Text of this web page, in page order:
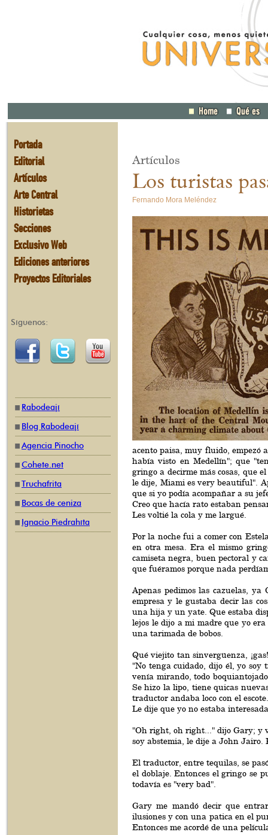
Portada
Editorial
Artículos
Arte Central
Historietas
Secciones
Exclusivo Web
Ediciones anteriores
Proyectos Editoriales
Síguenos:
Rabodeají
Blog Rabodeají
Agencia Pinocho
Cohete.net
Truchafrita
Bocas de ceniza
Ignacio Piedrahíta
Artículos
Los turistas
Fernando Mora Meléndez
acento paisa, muy fluido, empezó
había visto en Medellín"; que
gringo a decirme más cosas, que
le dije, Miami es very beautiful".
que si yo podía acompañar a su
Creo que hacía rato estaban
Les voltié la cola y me largué.
Por la noche fui a comer con
en otra mesa. Era el mismo
camiseta negra, buen pectoral y
que fuéramos porque nada
Apenas pedimos las cazuelas,
empresa y le gustaba decir las
una hija y un yate. Que estaba
lejos le dijo a mi madre que yo
una tarimada de bobos.
Qué viejito tan sinvergüenza,
"No tenga cuidado, dijo él, yo
venía mirando, todo
Se hizo la lipo, tiene quicas
traductor andaba loco con el escote.
Le dije que yo no estaba
"Oh right, oh right..." dijo Gary; y
soy abstemia, le dije a John Jairo.
El traductor, entre tequilas, se
el doblaje. Entonces el gringo se
todavía es "very bad".
Gary me mandó decir que
ilusiones y con una patica en el
Entonces me acordé de una